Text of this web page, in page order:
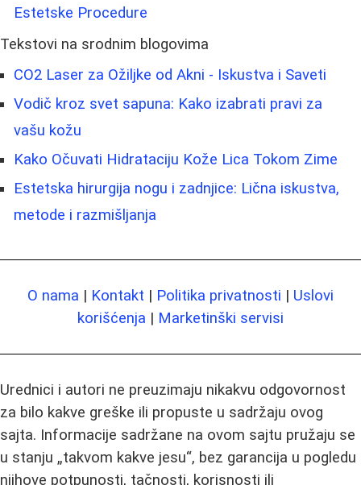
Estetske Procedure
Tekstovi na srodnim blogovima
CO2 Laser za Ožiljke od Akni - Iskustva i Saveti
Vodič kroz svet sapuna: Kako izabrati pravi za
vašu kožu
Kako Očuvati Hidrataciju Kože Lica Tokom Zime
Estetska hirurgija nogu i zadnjice: Lična iskustva,
metode i razmišljanja
O nama | Kontakt | Politika privatnosti | Uslovi
korišćenja | Marketinški servisi
Urednici i autori ne preuzimaju nikakvu odgovornost
za bilo kakve greške ili propuste u sadržaju ovog
sajta. Informacije sadržane na ovom sajtu pružaju se
u stanju „takvom kakve jesu“, bez garancija u pogledu
njihove potpunosti, tačnosti, korisnosti ili